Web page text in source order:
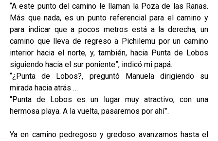
“A este punto del camino le llaman la Poza de las Ranas.
Más que nada, es un punto referencial para el camino y
para indicar que a pocos metros está a la derecha, un
camino que lleva de regreso a Pichilemu por un camino
interior hacia el norte, y, también, hacia Punta de Lobos
siguiendo hacia el sur poniente”, indicó mi papá.
“¿Punta de Lobos?, preguntó Manuela dirigiendo su
mirada hacia atrás …
“Punta de Lobos es un lugar muy atractivo, con una
hermosa playa. A la vuelta, pasaremos por ahí”.
Ya en camino pedregoso y gredoso avanzamos hasta el